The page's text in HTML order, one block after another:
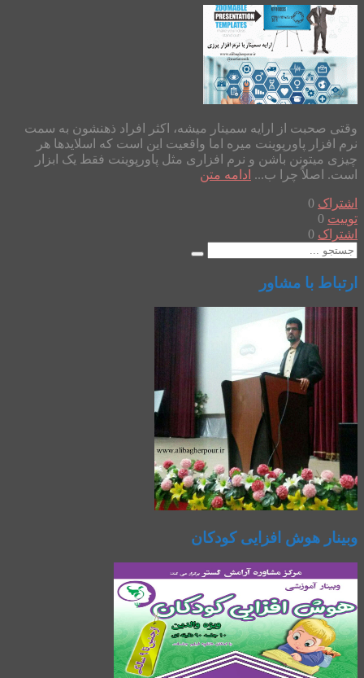
وقتی صحبت از ارایه سمینار میشه، اکثر افراد ذهنشون به سمت
نرم افزار پاورپوینت میره اما واقعیت این است که اسلاید‌ها هر
چیزی میتونن باشن و نرم افزاری مثل پاورپوینت فقط یک ابزار
است. اصلاً چرا ب... ادامه متن
اشتراک 0
توییت 0
اشتراک 0
ارتباط با مشاور
وبینار هوش افزایی کودکان